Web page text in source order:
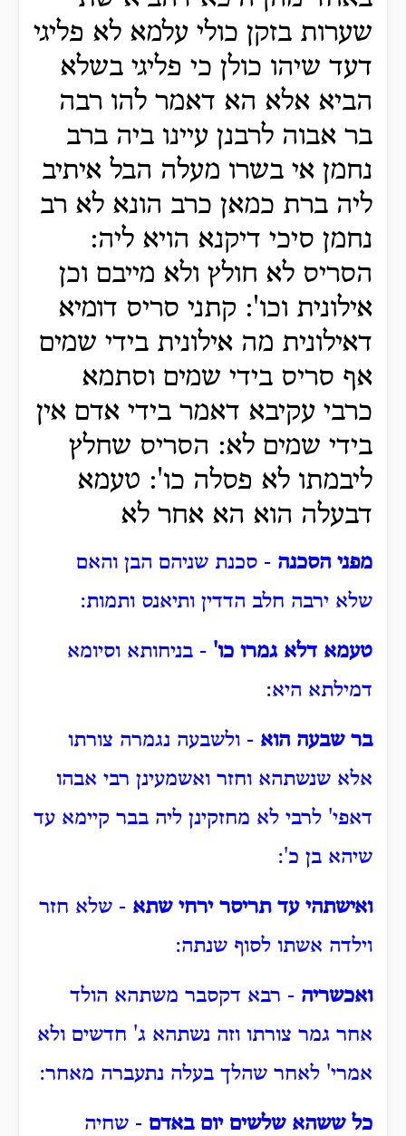
שערות בזקן כולי עלמא לא פליגי
דעד שיהו כולן כי פליגי בשלא
הביא אלא הא דאמר להו רבה
בר אבוה לרבנן עיינו ביה ברב
נחמן אי בשרו מעלה הבל איתיב
ליה ברת כמאן כרב הונא לא רב
נחמן סיכי דיקנא הויא ליה:
הסריס לא חולץ ולא מייבם וכן
אילונית וכו': קתני סריס דומיא
דאילונית מה אילונית בידי שמים
אף סריס בידי שמים וסתמא
כרבי עקיבא דאמר בידי אדם אין
בידי שמים לא: הסריס שחלץ
ליבמתו לא פסלה כו': טעמא
דבעלה הוא הא אחר לא
מפני הסכנה - סכנת שניהם הבן והאם
שלא ירבה חלב הדדין ותיאנס ותמות:
טעמא דלא גמרו כו' - בניחותא וסיומא
דמילתא היא:
בר שבעה הוא - ולשבעה נגמרה צורתו
אלא שנשתהא וחזר ואשמעינן רבי אבהו
דאפי' לרבי לא מחזקינן ליה בבר קיימא עד
שיהא בן כ':
ואישתהי עד תריסר ירחי שתא - שלא חזר
וילדה אשתו לסוף שנתה:
ואכשריה - רבא דקסבר משתהא הולד
אחר גמר צורתו וזה נשתהא ג' חדשים ולא
אמרי' לאחר שהלך בעלה נתעברה מאחר:
כל ששהא שלשים יום באדם - שחיה